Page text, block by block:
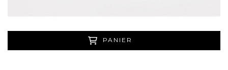
PANIER